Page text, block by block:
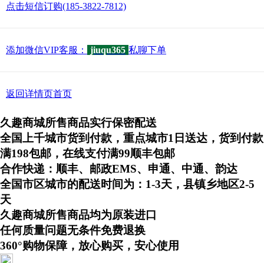
点击短信订购(185-3822-7812)
添加微信VIP客服： jiuqu365 私聊下单
返回详情页首页
久趣商城所售商品实行保密配送
全国上千城市货到付款，重点城市1日送达，货到付款
满198包邮，在线支付满99顺丰包邮
合作快递：顺丰、邮政EMS、申通、中通、韵达
全国市区城市的配送时间为：1-3天，县镇乡地区2-5
天
久趣商城所售商品均为原装进口
任何质量问题无条件免费退换
360°购物保障，放心购买，安心使用